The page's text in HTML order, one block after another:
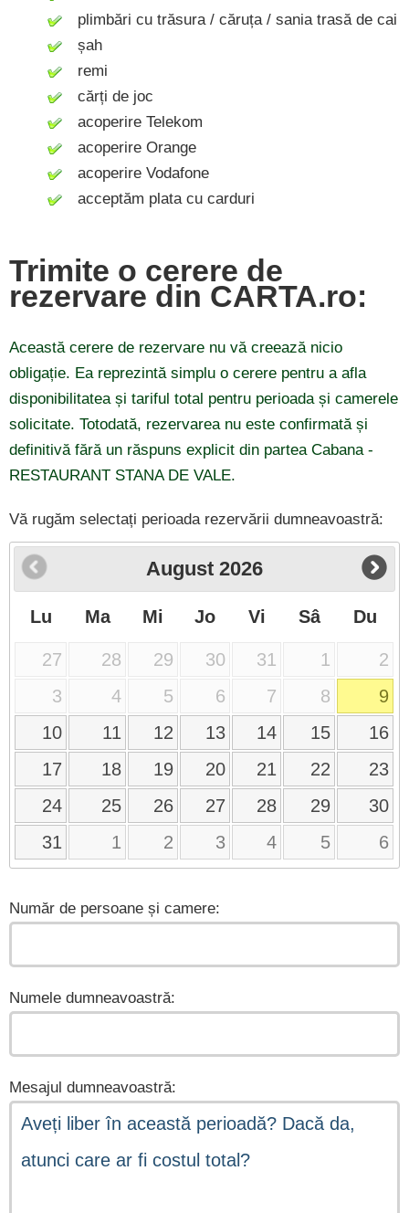
plimbări cu trăsura / căruța / sania trasă de cai
șah
remi
cărți de joc
acoperire Telekom
acoperire Orange
acoperire Vodafone
acceptăm plata cu carduri
Trimite o cerere de
rezervare din CARTA.ro:
Această cerere de rezervare nu vă creează nicio
obligație. Ea reprezintă simplu o cerere pentru a afla
disponibilitatea și tariful total pentru perioada și camerele
solicitate. Totodată, rezervarea nu este confirmată și
definitivă fără un răspuns explicit din partea Cabana -
RESTAURANT STANA DE VALE.
Vă rugăm selectați perioada rezervării dumneavoastră:
August 2026
Lu Ma Mi Jo Vi Sâ Du
27 28 29 30 31 1
2
3
4 5 6 7 8
9
10
11 12 13 14 15
16
17
18 19 20 21 22
23
24
25 26 27 28 29
30
31
1 2 3 4 5 6
Număr de persoane și camere:
Numele dumneavoastră:
Mesajul dumneavoastră: